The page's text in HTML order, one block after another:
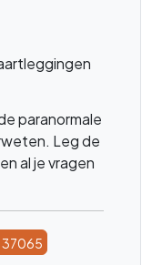
paranormale
Leg de
al je vragen
37065